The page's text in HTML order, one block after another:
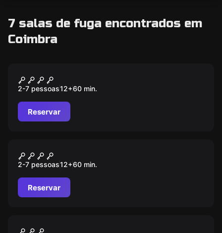
7 salas de fuga encontrados em
Coimbra
School Of Magic
2-7 pessoas12+60 min.
Reservar
Top Secret
2-7 pessoas12+60 min.
Reservar